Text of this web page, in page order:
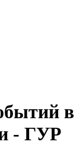
в
- ГУР